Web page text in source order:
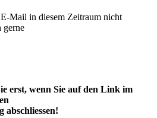
Mail in diesem Zeitraum nicht
gerne
erst, wenn Sie auf den Link im
abschliessen!